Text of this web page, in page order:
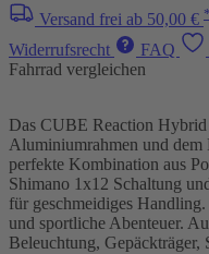
Versand frei ab 50,00 €
Widerrufsrecht
FAQ
Fahrrad vergleichen
Das CUBE Reaction Hybrid
Aluminiumrahmen und
perfekte Kombination aus
Shimano 1x12 Schaltung
für geschmeidiges
und sportliche Abenteuer.
Beleuchtung, Gepäckträger,